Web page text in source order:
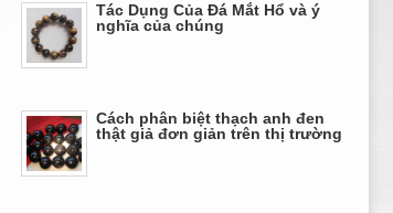
Tác Dụng Của Đá Mắt Hổ và ý
nghĩa của chúng
Cách phân biệt thạch anh đen
thật giả đơn giản trên thị trường